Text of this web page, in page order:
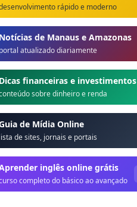
rápido e moderno
de Manaus e Amazonas
atualizado diariamente
financeiras e investimentos
sobre dinheiro e renda
de Mídia Online
de sites, jornais e portais
inglês online grátis
completo do básico ao avançado